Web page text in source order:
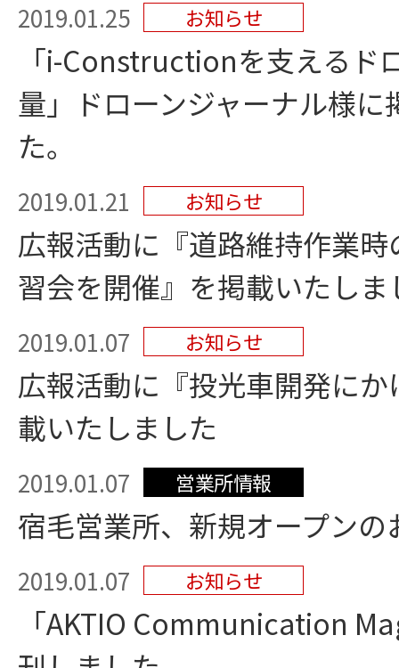
2019.01.25 お知らせ
「i-Constructionを支えるド
量」ドローンジャーナル様
た。
2019.01.21 お知らせ
広報活動に『道路維持作業
習会を開催』を掲載いたしま
2019.01.07 お知らせ
広報活動に『投光車開発に
載いたしました
2019.01.07 営業所情報
宿毛営業所、新規オープンの
2019.01.07 お知らせ
「AKTIO Communication